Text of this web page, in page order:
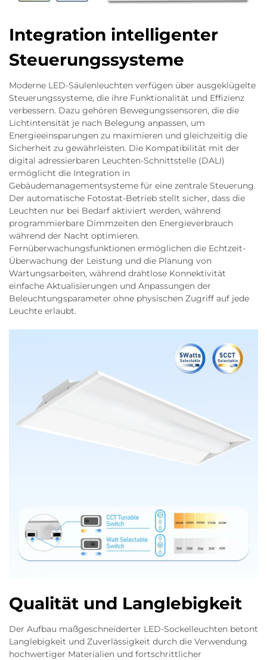
Integration intelligenter
Steuerungssysteme
Moderne LED-Säulenleuchten verfügen über ausgeklügelte
Steuerungssysteme, die ihre Funktionalität und Effizienz
verbessern. Dazu gehören Bewegungssensoren, die die
Lichtintensität je nach Belegung anpassen, um
Energieeinsparungen zu maximieren und gleichzeitig die
Sicherheit zu gewährleisten. Die Kompatibilität mit der
digital adressierbaren Leuchten-Schnittstelle (DALI)
ermöglicht die Integration in
Gebäudemanagementsysteme für eine zentrale Steuerung.
Der automatische Fotostat-Betrieb stellt sicher, dass die
Leuchten nur bei Bedarf aktiviert werden, während
programmierbare Dimmzeiten den Energieverbrauch
während der Nacht optimieren.
Fernüberwachungsfunktionen ermöglichen die Echtzeit-
Überwachung der Leistung und die Planung von
Wartungsarbeiten, während drahtlose Konnektivität
einfache Aktualisierungen und Anpassungen der
Beleuchtungsparameter ohne physischen Zugriff auf jede
Leuchte erlaubt.
Qualität und Langlebigkeit
Der Aufbau maßgeschneiderter LED-Sockelleuchten betont
Langlebigkeit und Zuverlässigkeit durch die Verwendung
hochwertiger Materialien und fortschrittlicher